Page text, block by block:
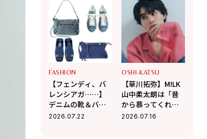
ーデを刺激する！
ジャケット&パンツ
FASHION
【フェンディ、バ
レンシアガ……】
デニムの靴＆バッ
グはカジュアルと
2026.07.22
OSHI-KATSU
【草川拓弥】M!LK
山中柔太朗は「昔
から慕ってくれて
うれしい」Da-iCE
2026.07.16